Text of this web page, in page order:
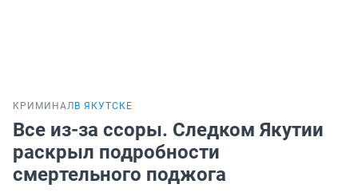
КРИМИНАЛ В ЯКУТСКЕ
Все из-за ссоры. Следком Якутии
раскрыл подробности
смертельного поджога